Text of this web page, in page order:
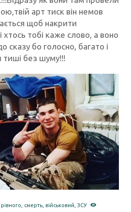
арт тиск він немов
щоб накрити
тобі каже слово, а воно
сказу бо голосно, багато і
тиші без шуму!!!
смерть ,військовий ,ЗСУ